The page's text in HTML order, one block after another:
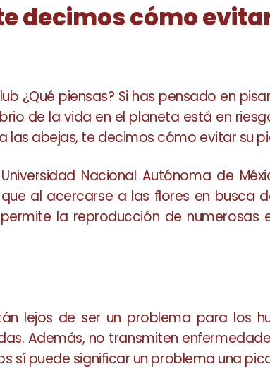
decimos cómo
¿Qué piensas? Si has pensado en
de la vida en el planeta está en
las abejas, te decimos cómo evitar su
Nacional Autónoma de
al acercarse a las flores en busca
la reproducción de numerosas
lejos de ser un problema para los
Además, no transmiten
sí puede significar un problema una